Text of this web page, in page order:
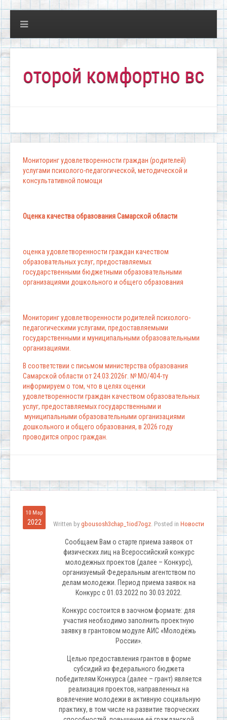
комфортно всем!"
Мониторинг удовлетворенности граждан (родителей)
услугами психолого-педагогической, методической и
консультативной помощи
Оценка качества образования Самарской области
оценка удовлетворенности граждан качеством
образовательных услуг, предоставляемых
государственными бюджетными образовательными
организациями дошкольного и общего образования
Мониторинг удовлетворенности родителей психолого-
педагогическими услугами, предоставляемыми
государственными и муниципальными образовательными
организациями.
В соответствии с письмом министерства образования
Самарской области от 24.03.2026г. № МО/404-ту
информируем о том, что в целях оценки
удовлетворенности граждан качеством образовательных
услуг, предоставляемых государственными и
муниципальными образовательными организациями
дошкольного и общего образования, в 2026 году
проводится опрос граждан.
10 Мар
2022 Written by gbousosh3chap_1iod7ogz. Posted in Новости
Сообщаем Вам о старте приема заявок от
физических лиц на Всероссийский конкурс
молодежных проектов (далее – Конкурс),
организуемый Федеральным агентством по
делам молодежи. Период приема заявок на
Конкурс с 01.03.2022 по 30.03.2022.
Конкурс состоится в заочном формате: для
участия необходимо заполнить проектную
заявку в грантовом модуле АИС «Молодёжь
России».
Целью предоставления грантов в форме
субсидий из федерального бюджета
победителям Конкурса (далее – грант) является
реализация проектов, направленных на
вовлечение молодежи в активную социальную
практику, в том числе на развитие творческих